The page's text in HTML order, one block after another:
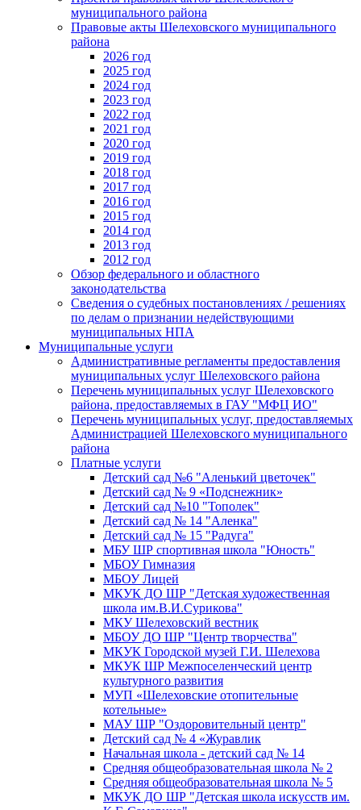
муниципального района
Правовые акты Шелеховского муниципального
района
2026 год
2025 год
2024 год
2023 год
2022 год
2021 год
2020 год
2019 год
2018 год
2017 год
2016 год
2015 год
2014 год
2013 год
2012 год
Обзор федерального и областного
законодательства
Сведения о судебных постановлениях / решениях
по делам о признании недействующими
муниципальных НПА
Муниципальные услуги
Административные регламенты предоставления
муниципальных услуг Шелеховского района
Перечень муниципальных услуг Шелеховского
района, предоставляемых в ГАУ "МФЦ ИО"
Перечень муниципальных услуг, предоставляемых
Администрацией Шелеховского муниципального
района
Платные услуги
Детский сад №6 "Аленький цветочек"
Детский сад № 9 «Подснежник»
Детский сад №10 "Тополек"
Детский сад № 14 "Аленка"
Детский сад № 15 "Радуга"
МБУ ШР спортивная школа "Юность"
МБОУ Гимназия
МБОУ Лицей
МКУК ДО ШР "Детская художественная
школа им.В.И.Сурикова"
МКУ Шелеховский вестник
МБОУ ДО ШР "Центр творчества"
МКУК Городской музей Г.И. Шелехова
МКУК ШР Межпоселенческий центр
культурного развития
МУП «Шелеховские отопительные
котельные»
МАУ ШР "Оздоровительный центр"
Детский сад № 4 «Журавлик
Начальная школа - детский сад № 14
Средняя общеобразовательная школа № 2
Средняя общеобразовательная школа № 5
МКУК ДО ШР "Детская школа искусств им.